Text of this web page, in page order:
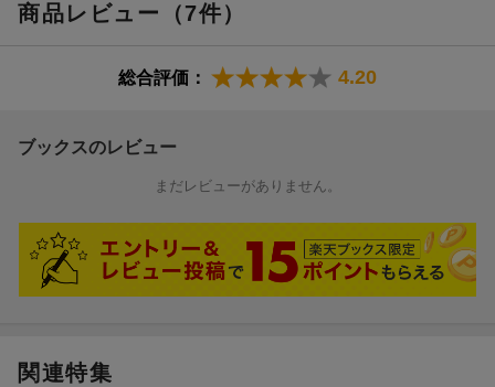
■武術が反映する思想とは
■死の不安はどこからくるのか
■私たちは気になり、気が向いたから生まれてきた
■自信がある人は修行しない？
■型は「手を拘束する」ためにある
＜b＞第5章……退歩するということ＜/b＞
■死ぬのに力が必要な時代
の一切を任されている。また国際武学研究会においては国内外の
されている方々を招いての交流イベントなども主催している（本
商品レビュー（7件）
総合評価： 4.20
ブックスのレビュー
まだレビューがありません。
関連特集